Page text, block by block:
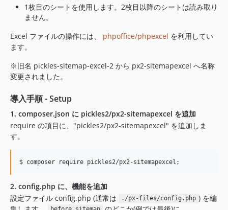
1枚目のシートを使用します。2枚目以降のシートは読み取り
ません。
Excel ファイルの操作には、 phpoffice/phpexcel を利用してい
ます。
※旧名 pickles-sitemap-excel-2 から px2-sitemapexcel へ名称
変更されました。
導入手順 - Setup
1. composer.json に pickles2/px2-sitemapexcel を追加
require の項目に、"pickles2/px2-sitemapexcel" を追加しま
す。
2. config.php に、機能を追加
設定ファイル config.php (通常は
./px-files/config.php ) を編